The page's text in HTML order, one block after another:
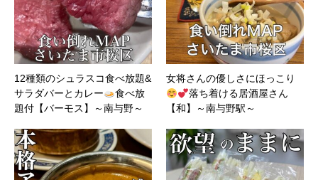
12種類のシュラスコ食べ放題&
サラダバーとカレー
食べ放
題付【バーモス】～南与野～
女将さんの優しさにほっこり
落ち着ける居酒屋さん
【和】～南与野駅～